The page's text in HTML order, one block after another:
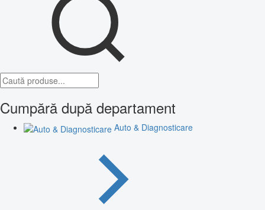
Cumpără după departament
Auto & Diagnosticare